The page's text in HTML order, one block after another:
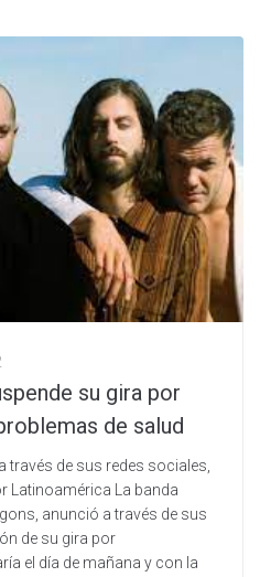
su gira por
de salud
través de sus redes sociales,
Latinoamérica La banda
anunció a través de sus
de su gira por
el día de mañana y con la